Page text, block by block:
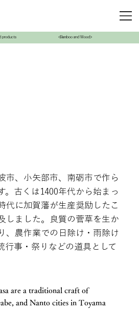
products <Bamboo and Wood>
市、小矢部市、南砺市で作ら
。古くは1400年代から始まっ
代に加賀藩が生産奨励したこ
しました。良質の菅草を生か
、農作業での日除け・雨除け
行事・祭りなどの道具として
are a traditional craft of
and Nanto cities in Toyama